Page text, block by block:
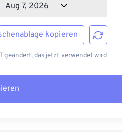
kopieren
geändert, das jetzt verwendet wird